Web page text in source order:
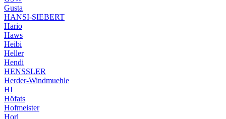
Gusta
HANSI-SIEBERT
Hario
Haws
Heibi
Heller
Hendi
HENSSLER
Herder-Windmuehle
HI
Höfats
Hofmeister
Horl